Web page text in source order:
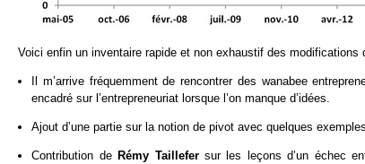
Voici enfin un inventaire rapide et non exhaustif des modifications
Il m’arrive fréquemment de rencontrer des wanabee
encadré sur l’entrepreneuriat lorsque l’on manque d’idées.
Ajout d’une partie sur la notion de pivot avec quelques
Contribution de Rémy Taillefer sur les leçons d’un échec